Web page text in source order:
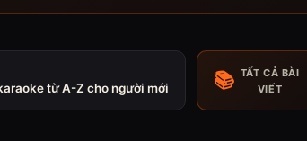
từ A-Z cho người mới 📚 TẤT CẢ BÀI
VIẾT